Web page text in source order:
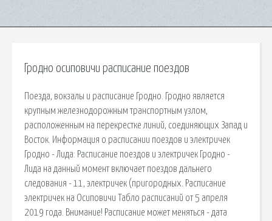
Гродно осиповичи расписание поездов
Поезда, вокзалы и расписание Гродно. Гродно является
крупным железнодорожным транспортным узлом,
расположенным на перекрестке линий, соединяющих Запад и
Восток. Информация о расписании поездов и электричек
Гродно - Лида: Расписание поездов и электричек Гродно -
Лида на данный момент включает поездов дальнего
следования - 11, электричек (пригородных. Расписание
электричек на Осиповичи Табло расписаний от 5 апреля
2019 года. Внимание! Расписание может меняться - дата